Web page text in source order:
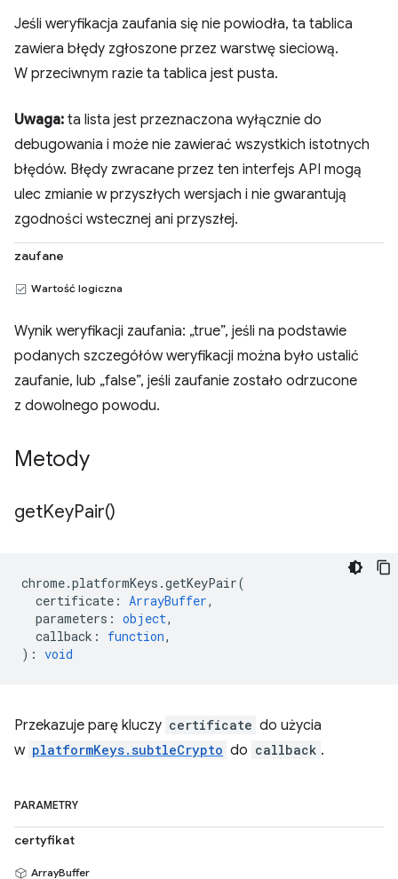
Jeśli weryfikacja zaufania się nie powiodła, ta tablica
zawiera błędy zgłoszone przez warstwę sieciową.
W przeciwnym razie ta tablica jest pusta.
Uwaga: ta lista jest przeznaczona wyłącznie do
debugowania i może nie zawierać wszystkich istotnych
błędów. Błędy zwracane przez ten interfejs API mogą
ulec zmianie w przyszłych wersjach i nie gwarantują
zgodności wstecznej ani przyszłej.
zaufane
Wartość logiczna
Wynik weryfikacji zaufania: „true”, jeśli na podstawie
podanych szczegółów weryfikacji można było ustalić
zaufanie, lub „false”, jeśli zaufanie zostało odrzucone
z dowolnego powodu.
Metody
getKeyPair()
chrome.platformKeys .getKeyPair(
certificate : ArrayBuffer,
parameters : object,
callback : function,
) : void
Przekazuje parę kluczy certificate do użycia
w platformKeys.subtleCrypto do callback .
PARAMETRY
certyfikat
ArrayBuffer